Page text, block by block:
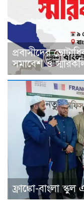
প্রবাসীদের
সমাবেশ ও
ফ্রাঙ্কো-বাংলা